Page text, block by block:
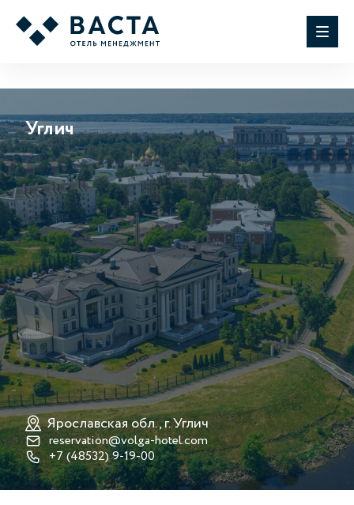
Углич
Ярославская обл., г. Углич
reservation@volga-hotel.com
+7 (48532) 9-19-00